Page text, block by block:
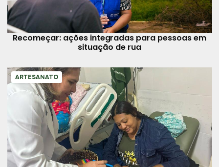
Recomeçar: ações integradas para pessoas em
situação de rua
ARTESANATO